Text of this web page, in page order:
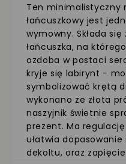
Ten minimalistyczny
łańcuszkowy jest
wymowny. Składa
łańcuszka, na
ozdoba w postaci
kryje się labirynt -
symbolizować krętą
wykonano ze złota
naszyjnik świetnie
prezent. Ma
ułatwia
dekoltu, oraz